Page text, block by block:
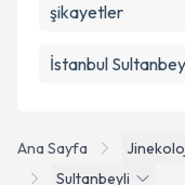
Ana Sayfa
Sultanbeyli
şikayetler
İstanbul